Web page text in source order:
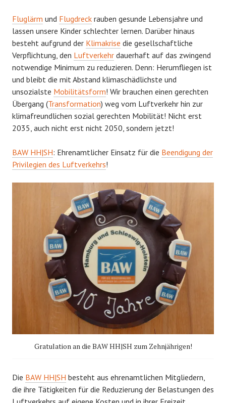
Fluglärm und Flugdreck rauben gesunde Lebensjahre und
lassen unsere Kinder schlechter lernen. Darüber hinaus
besteht aufgrund der Klimakrise die gesellschaftliche
Verpflichtung, den Luftverkehr dauerhaft auf das zwingend
notwendige Minimum zu reduzieren. Denn: Herumfliegen ist
und bleibt die mit Abstand klimaschädlichste und
unsozialste Mobilitätsform! Wir brauchen einen gerechten
Übergang (Transformation) weg vom Luftverkehr hin zur
klimafreundlichen sozial gerechten Mobilität! Nicht erst
2035, auch nicht erst nicht 2050, sondern jetzt!
BAW HH|SH: Ehrenamtlicher Einsatz für die Beendigung der
Privilegien des Luftverkehrs!
Gratulation an die BAW HH|SH zum Zehnjährigen!
Die BAW HH|SH besteht aus ehrenamtlichen Mitgliedern,
die ihre Tätigkeiten für die Reduzierung der Belastungen des